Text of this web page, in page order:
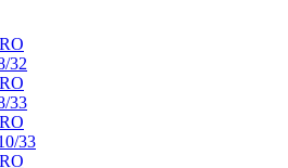
32
33
33